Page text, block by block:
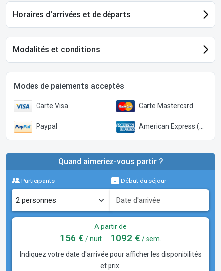
Horaires d'arrivées et de départs
Modalités et conditions
Modes de paiements acceptés
Carte Visa Carte Mastercard
Paypal American Express (Paypal)
Quand aimeriez-vous partir ?
Participants Début du séjour
A partir de
156 € / nuit 1092 € / sem.
Indiquez votre date d'arrivée pour afficher les disponibilités
et prix.